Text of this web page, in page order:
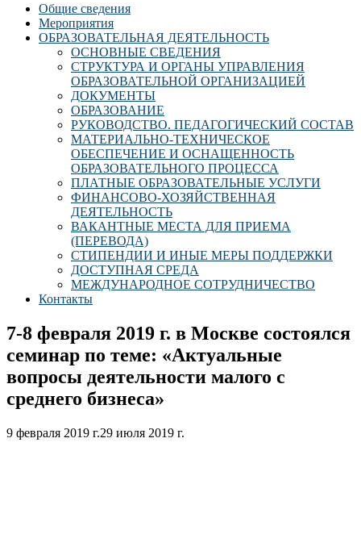
Общие сведения
Мероприятия
ОБРАЗОВАТЕЛЬНАЯ ДЕЯТЕЛЬНОСТЬ
ОСНОВНЫЕ СВЕДЕНИЯ
СТРУКТУРА И ОРГАНЫ УПРАВЛЕНИЯ
ОБРАЗОВАТЕЛЬНОЙ ОРГАНИЗАЦИЕЙ
ДОКУМЕНТЫ
ОБРАЗОВАНИЕ
РУКОВОДСТВО. ПЕДАГОГИЧЕСКИЙ СОСТАВ
МАТЕРИАЛЬНО-ТЕХНИЧЕСКОЕ
ОБЕСПЕЧЕНИЕ И ОСНАЩЕННОСТЬ
ОБРАЗОВАТЕЛЬНОГО ПРОЦЕССА
ПЛАТНЫЕ ОБРАЗОВАТЕЛЬНЫЕ УСЛУГИ
ФИНАНСОВО-ХОЗЯЙСТВЕННАЯ
ДЕЯТЕЛЬНОСТЬ
ВАКАНТНЫЕ МЕСТА ДЛЯ ПРИЕМА
(ПЕРЕВОДА)
СТИПЕНДИИ И ИНЫЕ МЕРЫ ПОДДЕРЖКИ
ДОСТУПНАЯ СРЕДА
МЕЖДУНАРОДНОЕ СОТРУДНИЧЕСТВО
Контакты
7-8 февраля 2019 г. в Москве состоялся
семинар по теме: «Актуальные
вопросы деятельности малого с
среднего бизнеса»
9 февраля 2019 г.29 июля 2019 г.